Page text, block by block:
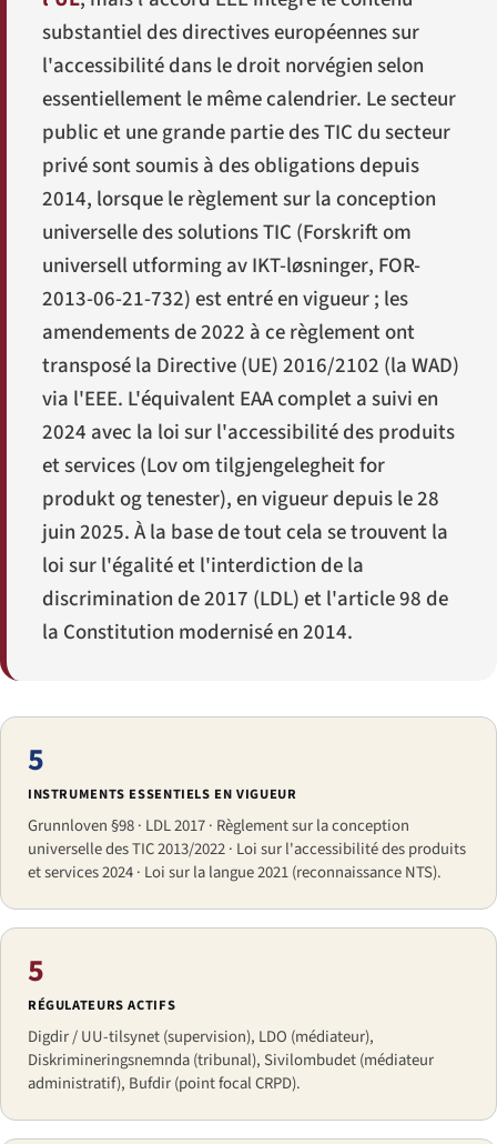
substantiel des directives européennes sur
l'accessibilité dans le droit norvégien selon
essentiellement le même calendrier. Le secteur
public et une grande partie des TIC du secteur
privé sont soumis à des obligations depuis
2014, lorsque le règlement sur la conception
universelle des solutions TIC (Forskrift om
universell utforming av IKT-løsninger, FOR-
2013-06-21-732) est entré en vigueur ; les
amendements de 2022 à ce règlement ont
transposé la Directive (UE) 2016/2102 (la WAD)
via l'EEE. L'équivalent EAA complet a suivi en
2024 avec la loi sur l'accessibilité des produits
et services (Lov om tilgjengelegheit for
produkt og tenester), en vigueur depuis le 28
juin 2025. À la base de tout cela se trouvent la
loi sur l'égalité et l'interdiction de la
discrimination de 2017 (LDL) et l'article 98 de
la Constitution modernisé en 2014.
5
INSTRUMENTS ESSENTIELS EN VIGUEUR
Grunnloven §98 · LDL 2017 · Règlement sur la conception
universelle des TIC 2013/2022 · Loi sur l'accessibilité des produits
et services 2024 · Loi sur la langue 2021 (reconnaissance NTS).
5
RÉGULATEURS ACTIFS
Digdir / UU-tilsynet (supervision), LDO (médiateur),
Diskrimineringsnemnda (tribunal), Sivilombudet (médiateur
administratif), Bufdir (point focal CRPD).